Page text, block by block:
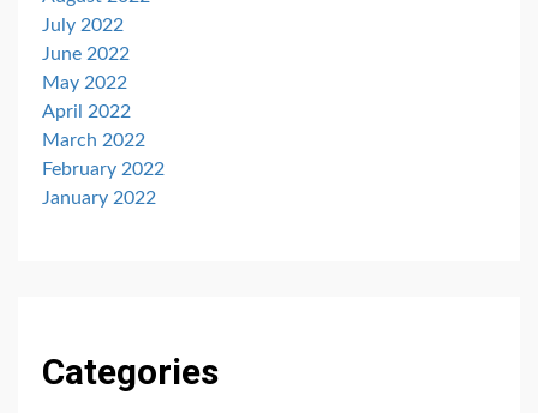
July 2022
June 2022
May 2022
April 2022
March 2022
February 2022
January 2022
Categories